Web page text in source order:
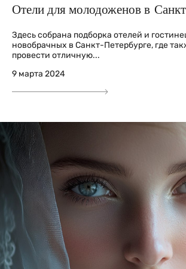
Отели для молодоженов в
Здесь собрана подборка отелей и
новобрачных в Санкт-Петербурге, где
провести отличную...
9 марта 2024